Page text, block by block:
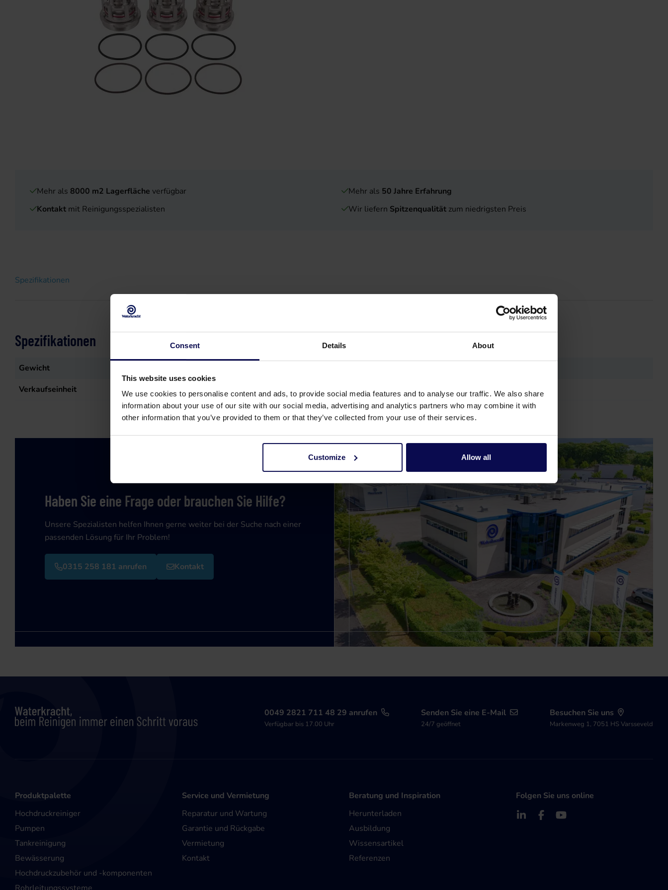
Consent Details About
This website uses cookies
We use cookies to personalise content and ads, to provide social media features and to analyse our traffic. We also share
information about your use of our site with our social media, advertising and analytics partners who may combine it with
other information that you’ve provided to them or that they’ve collected from your use of their services.
Customize Allow all
Mehr als 8000 m2 Lagerfläche verfügbar Mehr als 50 Jahre Erfahrung
Kontakt mit Reinigungsspezialisten Wir liefern Spitzenqualität zum niedrigsten Preis
Spezifikationen
Spezifikationen
Gewicht
Verkaufseinheit
st
Haben Sie eine Frage oder brauchen Sie Hilfe?
Unsere Spezialisten helfen Ihnen gerne weiter bei der Suche nach einer
passenden Lösung für Ihr Problem!
0315 258 181 anrufen Kontakt
0049 2821 711 48 29 anrufen
Verfügbar bis 17.00 Uhr
Senden Sie eine E-Mail
24/7 geöffnet
Besuchen Sie uns
Markenweg 1, 7051 HS Varsseveld
Produktpalette
Hochdruckreiniger
Pumpen
Tankreinigung
Bewässerung
Hochdruckzubehör und -komponenten
Service und Vermietung
Reparatur und Wartung
Garantie und Rückgabe
Vermietung
Kontakt
Beratung und Inspiration
Herunterladen
Ausbildung
Wissensartikel
Referenzen
Folgen Sie uns online